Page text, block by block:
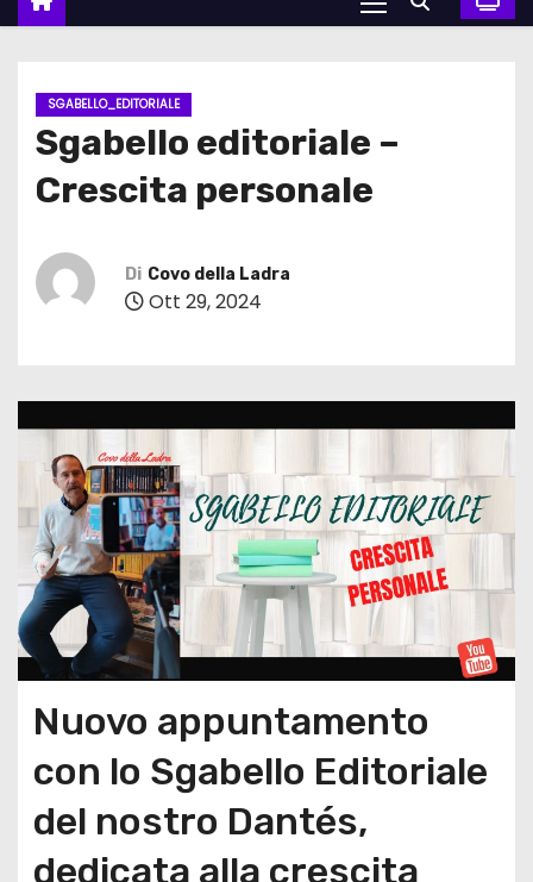
SGABELLO_EDITORIALE
Sgabello editoriale –
Crescita personale
Di Covo della Ladra
Ott 29, 2024
Nuovo appuntamento
con lo Sgabello Editoriale
del nostro Dantés,
dedicata alla crescita